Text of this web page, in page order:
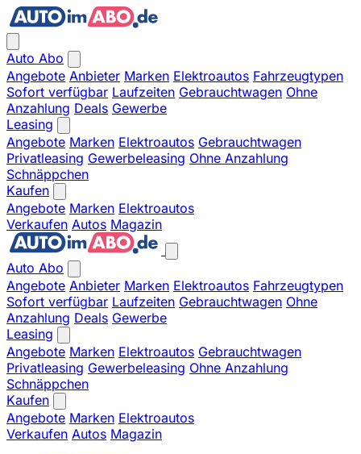
Auto Abo
Angebote Anbieter Marken Elektroautos Fahrzeugtypen
Sofort verfügbar Laufzeiten Gebrauchtwagen Ohne
Anzahlung Deals Gewerbe
Leasing
Angebote Marken Elektroautos Gebrauchtwagen
Privatleasing Gewerbeleasing Ohne Anzahlung
Schnäppchen
Kaufen
Angebote Marken Elektroautos
Verkaufen Autos Magazin
Auto Abo
Angebote Anbieter Marken Elektroautos Fahrzeugtypen
Sofort verfügbar Laufzeiten Gebrauchtwagen Ohne
Anzahlung Deals Gewerbe
Leasing
Angebote Marken Elektroautos Gebrauchtwagen
Privatleasing Gewerbeleasing Ohne Anzahlung
Schnäppchen
Kaufen
Angebote Marken Elektroautos
Verkaufen Autos Magazin